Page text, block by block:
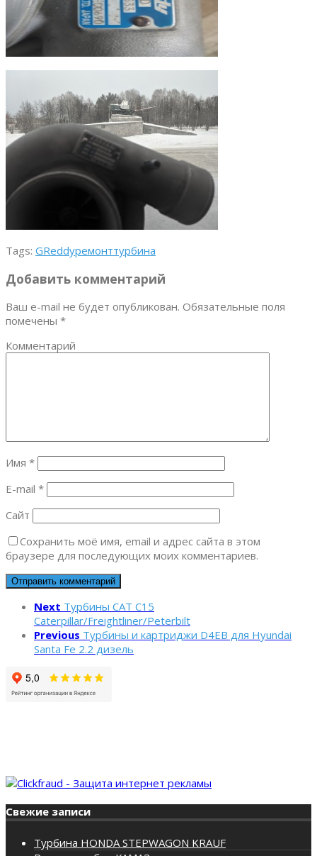
Tags: GReddyремонттурбина
Добавить комментарий
Ваш e-mail не будет опубликован. Обязательные поля
помечены *
Комментарий
Имя *
E-mail *
Сайт
Сохранить моё имя, email и адрес сайта в этом
браузере для последующих моих комментариев.
Next Турбины CAT C15
Caterpillar/Freightliner/Peterbilt
Previous Турбины и картриджи D4EB для Hyundai
Santa Fe 2.2 дизель
Свежие записи
Турбина HONDA STEPWAGON KRAUF